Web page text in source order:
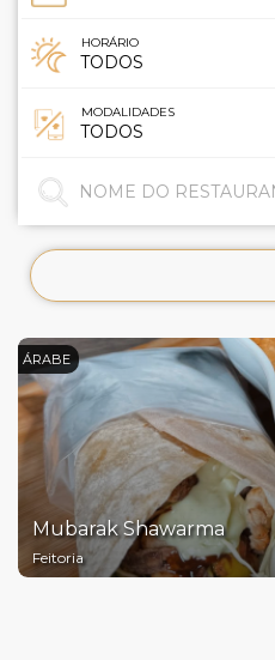
HORÁRIO
MODALIDADES
ÁRABE
Mubarak Shawarma
Feitoria